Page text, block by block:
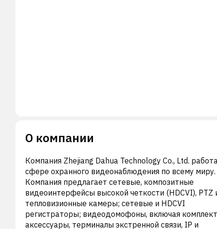
О компании
Компания Zhejiang Dahua Technology Co., Ltd.
сфере охранного видеонаблюдения по всему миру.
Компания предлагает сетевые, композитные
видеоинтерфейсы высокой четкости (HDCVI), PTZ
тепловизионные камеры; сетевые и HDCVI
регистраторы; видеодомофоны, включая
аксессуары, терминалы экстренной связи, IP и